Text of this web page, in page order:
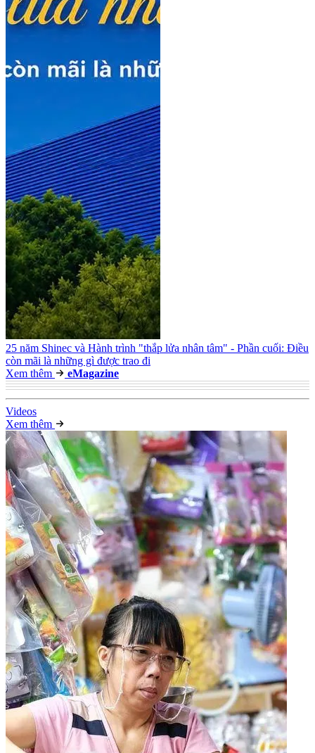
25 năm Shinec và Hành trình "thắp lửa nhân tâm" - Phần cuối: Điều
còn mãi là những gì được trao đi
Xem thêm
eMagazine
Videos
Xem thêm